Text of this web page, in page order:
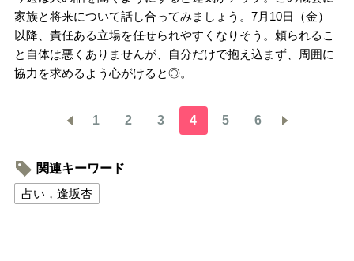
家族と将来について話し合ってみましょう。7月10日（金）
以降、責任ある立場を任せられやすくなりそう。頼られるこ
と自体は悪くありませんが、自分だけで抱え込まず、周囲に
協力を求めるよう心がけると◎。
1 2 3 4 5 6
関連キーワード
占い，逢坂杏